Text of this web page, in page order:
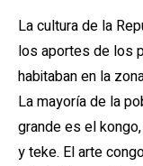
La cultura de la República del Congo posee sus raíces en
los aportes de los
habitaban en la
La mayoría de la
grande es el
y teke. El arte